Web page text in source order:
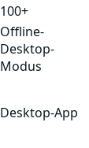
100+
Offline-
Desktop-
Modus
Desktop-App